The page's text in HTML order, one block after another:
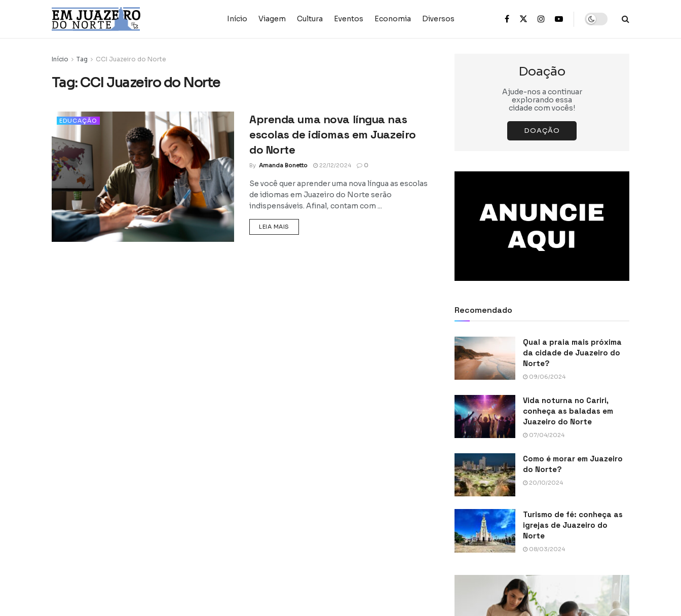
Início Viagem Cultura Eventos Economia Diversos
Início Tag CCI Juazeiro do Norte
Tag:CCI Juazeiro do Norte
EDUCAÇÃO
Aprenda uma nova língua nas
escolas de idiomas em Juazeiro
do Norte
By Amanda Bonetto 22/12/2024 0
Se você quer aprender uma nova língua as escolas
de idiomas em Juazeiro do Norte serão
indispensáveis. Afinal, contam com ...
LEIA MAIS
Doação
Ajude-nos a continuar
explorando essa
cidade com vocês!
DOAÇÃO
Recomendado
Qual a praia mais próxima
da cidade de Juazeiro do
Norte?
09/06/2024
Vida noturna no Cariri,
conheça as baladas em
Juazeiro do Norte
07/04/2024
Como é morar em Juazeiro
do Norte?
20/10/2024
Turismo de fé: conheça as
igrejas de Juazeiro do
Norte
08/03/2024